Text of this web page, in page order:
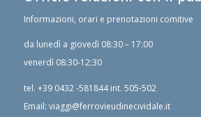
Informazioni, orari e prenotazioni comitive
da lunedì a giovedì 08:30 – 17:00
venerdì 08:30-12:30
tel. +39 0432 -581844int. 505-502
Email: viaggi@ferrovieudinecividale.it